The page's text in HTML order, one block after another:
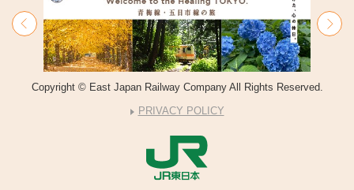
Copyright © East Japan Railway Company All Rights Reserved.
PRIVACY POLICY